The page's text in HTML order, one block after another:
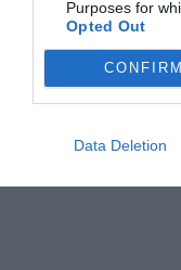
Purposes for
Opted Out
CONFIRM
Data Deletion